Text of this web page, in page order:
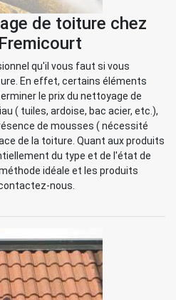
de toiture chez
qu'il vous faut si vous
En effet, certains éléments
le prix du nettoyage de
( tuiles, ardoise, bac acier, etc.),
de mousses ( nécessité
de la toiture. Quant aux produits
du type et de l'état de
idéale et les produits
nous.